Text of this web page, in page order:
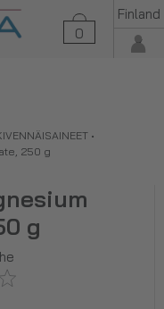
0
Finland
▼
•
250 g
g